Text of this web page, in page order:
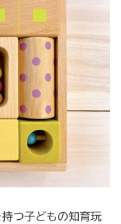
つ子どもの知育玩